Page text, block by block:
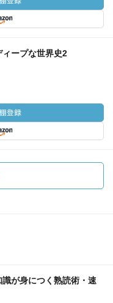
遺産、すなわちあな
人びとが異なる観点
て歴史は同じもので
。その愚を避けるた
プレモダンの思考とき
かが起こる、しかし
ープな世界史2
が身につく熟読術・速